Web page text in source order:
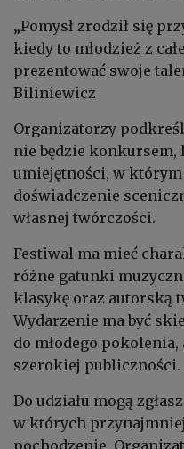
„Pomysł zrodził się
kiedy to młodzież z
prezentować swoje
Biliniewicz
Organizatorzy
nie będzie konkursem,
umiejętności, w
doświadczenie
własnej twórczości.
Festiwal ma mieć
różne gatunki
klasykę oraz autorską
Wydarzenie ma być
do młodego
szerokiej publiczności.
Do udziału mogą
w których
pochodzenie.